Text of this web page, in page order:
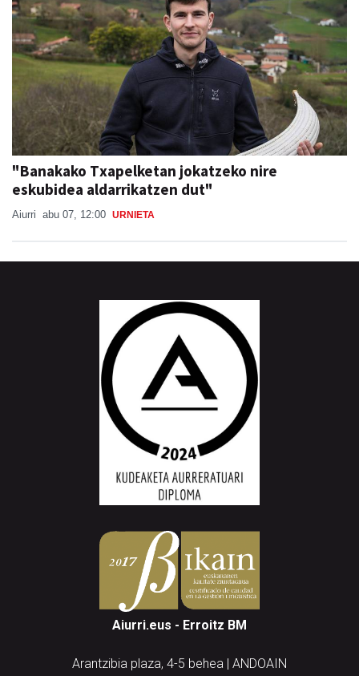
"Banakako Txapelketan jokatzeko nire
eskubidea aldarrikatzen dut"
Aiurri abu 07, 12:00 URNIETA
Aiurri.eus - Erroitz BM
Arantzibia plaza, 4-5 behea | ANDOAIN